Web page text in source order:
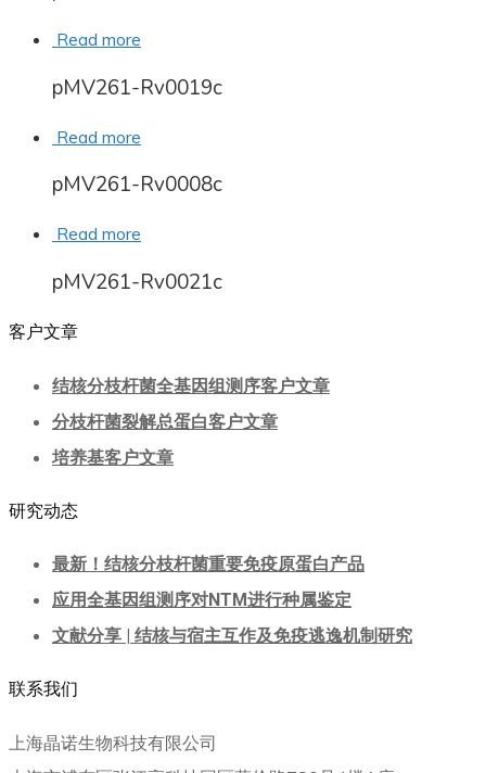
Read more
pMV261-Rv0019c
Read more
pMV261-Rv0008c
Read more
pMV261-Rv0021c
客户文章
结核分枝杆菌全基因组测序客户文章
分枝杆菌裂解总蛋白客户文章
培养基客户文章
研究动态
最新！结核分枝杆菌重要免疫原蛋白产品
应用全基因组测序对NTM进行种属鉴定
文献分享 | 结核与宿主互作及免疫逃逸机制研究
联系我们
上海晶诺生物科技有限公司